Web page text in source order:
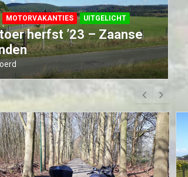
MOTORVAKANTIES UITGELICHT
voorjaar 2022 – Zaanse